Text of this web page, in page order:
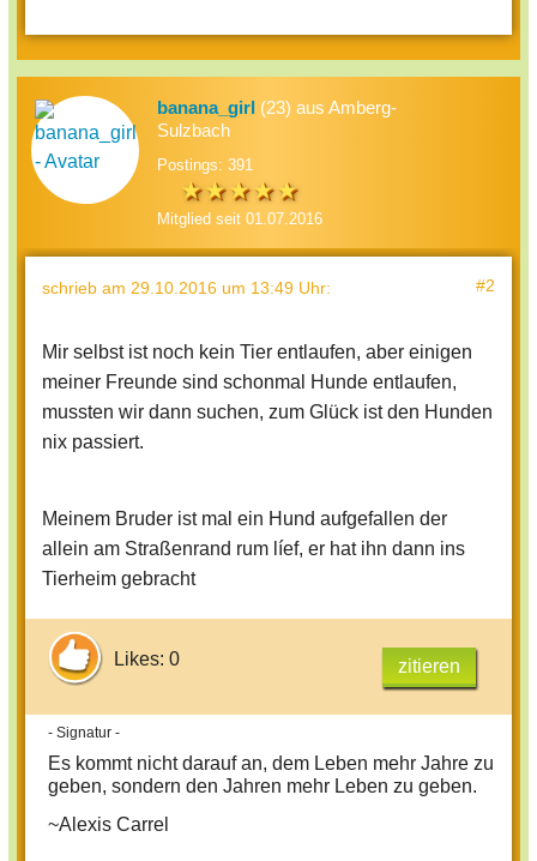
banana_girl (23) aus Amberg-
Sulzbach
Postings: 391
Mitglied seit 01.07.2016
schrieb am 29.10.2016 um 13:49 Uhr: #2
Mir selbst ist noch kein Tier entlaufen, aber einigen
meiner Freunde sind schonmal Hunde entlaufen,
mussten wir dann suchen, zum Glück ist den Hunden
nix passiert.
Meinem Bruder ist mal ein Hund aufgefallen der
allein am Straßenrand rum líef, er hat ihn dann ins
Tierheim gebracht
Likes: 0 zitieren
- Signatur -
Es kommt nicht darauf an, dem Leben mehr Jahre zu
geben, sondern den Jahren mehr Leben zu geben.
~Alexis Carrel